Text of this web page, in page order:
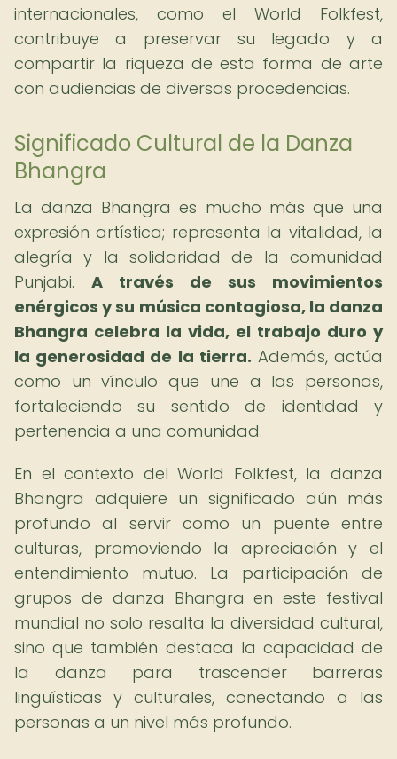
internacionales, como el World Folkfest,
contribuye a preservar su legado y a
compartir la riqueza de esta forma de arte
con audiencias de diversas procedencias.
Significado Cultural de la Danza
Bhangra
La danza Bhangra es mucho más que una
expresión artística; representa la vitalidad, la
alegría y la solidaridad de la comunidad
Punjabi. A través de sus movimientos
enérgicos y su música contagiosa, la danza
Bhangra celebra la vida, el trabajo duro y
la generosidad de la tierra. Además, actúa
como un vínculo que une a las personas,
fortaleciendo su sentido de identidad y
pertenencia a una comunidad.
En el contexto del World Folkfest, la danza
Bhangra adquiere un significado aún más
profundo al servir como un puente entre
culturas, promoviendo la apreciación y el
entendimiento mutuo. La participación de
grupos de danza Bhangra en este festival
mundial no solo resalta la diversidad cultural,
sino que también destaca la capacidad de
la danza para trascender barreras
lingüísticas y culturales, conectando a las
personas a un nivel más profundo.